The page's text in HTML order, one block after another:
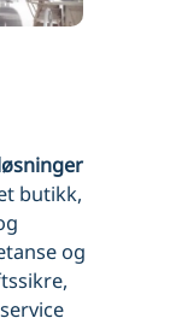
butikk,
og